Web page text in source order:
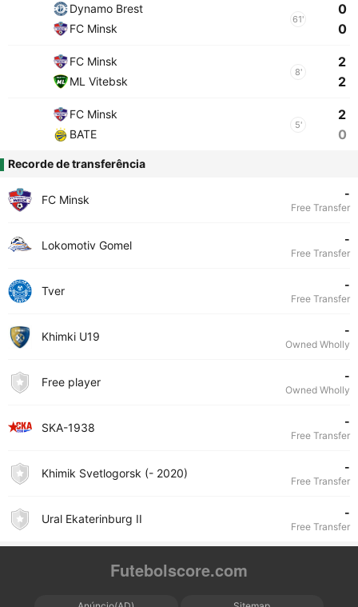
Dynamo Brest
FC Minsk
61'
0
0
FC Minsk
ML Vitebsk
8'
2
2
FC Minsk
BATE
5'
2
0
Recorde de transferência
FC Minsk -
Free Transfer
Lokomotiv Gomel -
Free Transfer
Tver -
Free Transfer
Khimki U19 -
Owned Wholly
Free player -
Owned Wholly
SKA-1938 -
Free Transfer
Khimik Svetlogorsk (- 2020) -
Free Transfer
Ural Ekaterinburg II -
Free Transfer
Futebolscore.com